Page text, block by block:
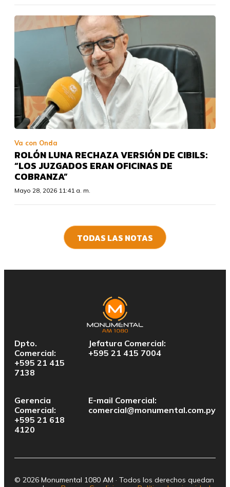
Va con Onda
ROLÓN LUNA RECHAZA VERSIÓN DE CIBILS:
“LOS JUZGADOS ERAN OFICINAS DE
COBRANZA”
Mayo 28, 2026 11:41 a. m.
TODAS LAS NOTAS
Dpto.
Comercial:
+595 21 415
7138
Jefatura Comercial:
+595 21 415 7004
Gerencia
Comercial:
+595 21 618
4120
E-mail Comercial:
comercial@monumental.com.py
© 2026 Monumental 1080 AM · Todos los derechos quedan